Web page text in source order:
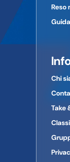
Reso
Chi
Take